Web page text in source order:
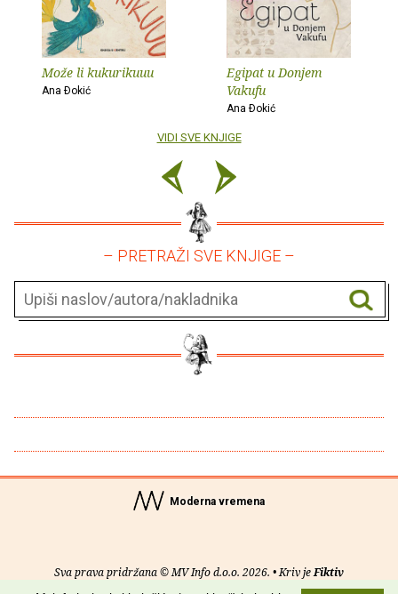
Može li kukurikuuu
Ana Ðokić
Egipat u Donjem
Vakufu
Ana Ðokić
VIDI SVE KNJIGE
– PRETRAŽI SVE KNJIGE –
Moderna vremena
Sva prava pridržana © MV Info d.o.o. 2026. • Kriv jeFiktiv